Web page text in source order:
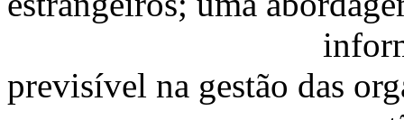
informática de
previsível na gestão das